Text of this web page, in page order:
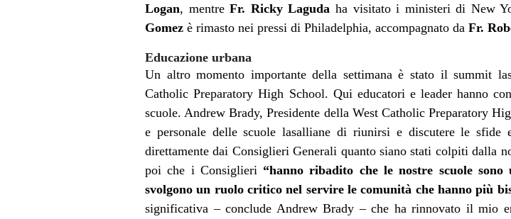
Logan, mentreFr. Ricky Laguda ha visitato i ministeri di New
Gomez è rimasto nei pressi di Philadelphia, accompagnato da Fr.
Educazione urbana
Un altro momento importante della settimana è stato il summit
Catholic Preparatory High School. Qui educatori e leader hanno
scuole. Andrew Brady, Presidente della West Catholic Preparatory
e personale delle scuole lasalliane di riunirsi e discutere le sfide
direttamente dai Consiglieri Generali quanto siano stati colpiti dalla
poi che i Consiglieri “hanno ribadito che le nostre scuole
svolgono un ruolo critico nel servire le comunità che hanno più
significativa – conclude Andrew Brady – che ha rinnovato il mio